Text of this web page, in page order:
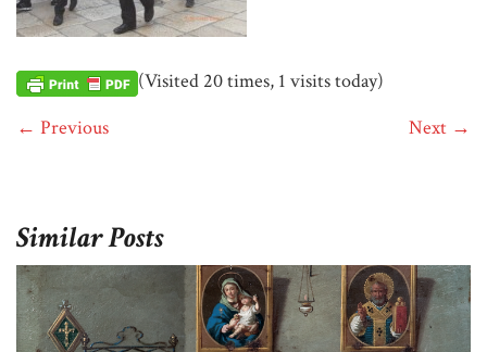
(Visited 20 times, 1 visits today)
← Previous
Next →
Similar Posts